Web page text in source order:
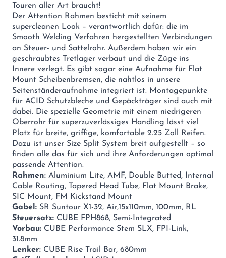
Touren aller Art braucht!
Der Attention Rahmen besticht mit seinem
supercleanen Look – verantwortlich dafür: die im
Smooth Welding Verfahren hergestellten Verbindungen
an Steuer- und Sattelrohr. Außerdem haben wir ein
geschraubtes Tretlager verbaut und die Züge ins
Innere verlegt. Es gibt sogar eine Aufnahme für Flat
Mount Scheibenbremsen, die nahtlos in unsere
Seitenständeraufnahme integriert ist. Montagepunkte
für ACID Schutzbleche und Gepäckträger sind auch mit
dabei. Die spezielle Geometrie mit einem niedrigeren
Oberrohr für superzuverlässiges Handling lässt viel
Platz für breite, griffige, komfortable 2.25 Zoll Reifen.
Dazu ist unser Size Split System breit aufgestellt – so
finden alle das für sich und ihre Anforderungen optimal
passende Attention.
Rahmen: Aluminium Lite, AMF, Double Butted, Internal
Cable Routing, Tapered Head Tube, Flat Mount Brake,
SIC Mount, FM Kickstand Mount
Gabel: SR Suntour X1-32, Air,15x110mm, 100mm, RL
Steuersatz: CUBE FPH868, Semi-Integrated
Vorbau: CUBE Performance Stem SLX, FPI-Link,
31.8mm
Lenker: CUBE Rise Trail Bar, 680mm